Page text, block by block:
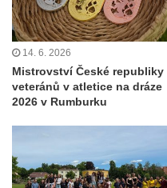
14. 6. 2026
Mistrovství České republiky
veteránů v atletice na dráze
2026 v Rumburku